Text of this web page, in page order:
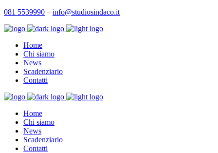
081 5539990 – info@studiosindaco.it
Home
Chi siamo
News
Scadenziario
Contatti
Home
Chi siamo
News
Scadenziario
Contatti